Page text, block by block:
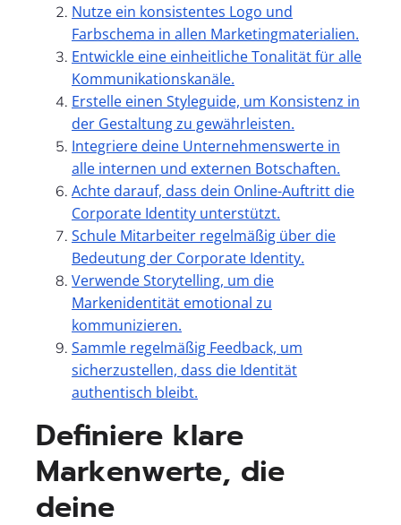
Nutze ein konsistentes Logo und
Farbschema in allen Marketingmaterialien.
Entwickle eine einheitliche Tonalität für alle
Kommunikationskanäle.
Erstelle einen Styleguide, um Konsistenz in
der Gestaltung zu gewährleisten.
Integriere deine Unternehmenswerte in
alle internen und externen Botschaften.
Achte darauf, dass dein Online-Auftritt die
Corporate Identity unterstützt.
Schule Mitarbeiter regelmäßig über die
Bedeutung der Corporate Identity.
Verwende Storytelling, um die
Markenidentität emotional zu
kommunizieren.
Sammle regelmäßig Feedback, um
sicherzustellen, dass die Identität
authentisch bleibt.
Definiere klare
Markenwerte, die
deine